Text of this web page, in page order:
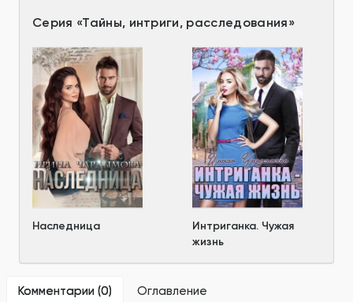
Серия «Тайны, интриги, расследования»
Наследница
Интриганка. Чужая
жизнь
Комментарии (0) Оглавление